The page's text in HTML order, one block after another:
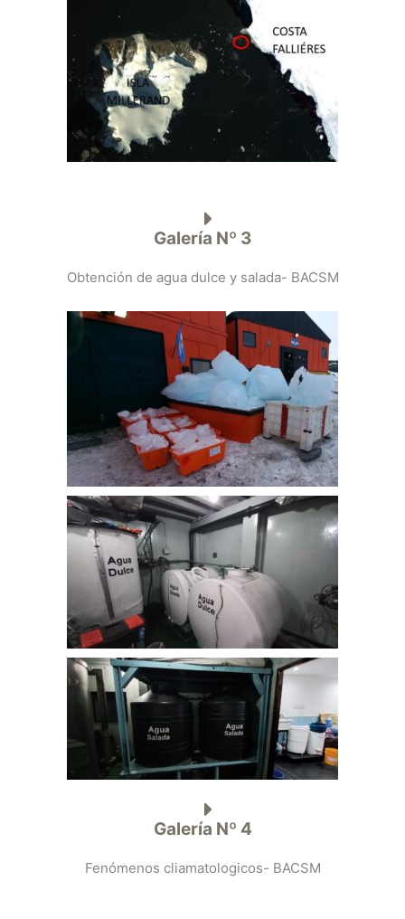
Galería Nº 3
Obtención de agua dulce y salada- BACSM
Galería Nº 4
Fenómenos cliamatologicos- BACSM